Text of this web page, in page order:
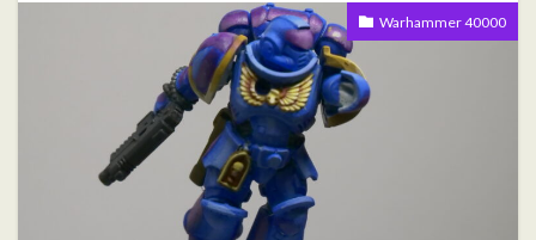
Warhammer 40000
テキサスチェーンソー
トゥームキング
ドワーフ
ビーストマン
ファレホコン
ホブゴブリン
ミニチュアペイント
リザードマン
ヴァンパイアカウント
初心者向け 大会